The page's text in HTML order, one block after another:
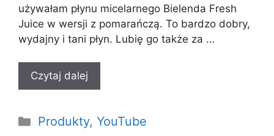
używałam płynu micelarnego Bielenda Fresh
Juice w wersji z pomarańczą. To bardzo dobry,
wydajny i tani płyn. Lubię go także za …
Czytaj dalej
Kategorie
Produkty, YouTube